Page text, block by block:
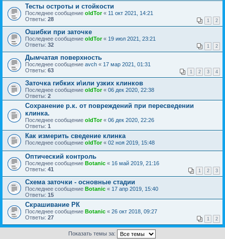
Тесты остроты и стойкости
Последнее сообщение oldTor« 11 окт 2021, 14:21
Ответы: 28 1 2
Ошибки при заточке
Последнее сообщение oldTor« 19 июл 2021, 23:21
Ответы: 32 1 2
Дымчатая поверхность
Последнее сообщение avch « 17 мар 2021, 01:31
Ответы: 63 1 2 3 4
Заточка гибких и\или узких клинков
Последнее сообщение oldTor« 06 дек 2020, 22:38
Ответы: 2
Сохранение р.к. от повреждений при пересведении
клинка.
Последнее сообщение oldTor« 06 дек 2020, 22:26
Ответы: 1
Как измерить сведение клинка
Последнее сообщение oldTor« 02 ноя 2019, 15:48
Оптический контроль
Последнее сообщение Botanic « 16 май 2019, 21:16
Ответы: 41 1 2 3
Схема заточки - основные стадии
Последнее сообщение Botanic « 17 апр 2019, 15:40
Ответы: 15
Скрашивание РК
Последнее сообщение Botanic « 26 окт 2018, 09:27
Ответы: 27 1 2
Показать темы за: